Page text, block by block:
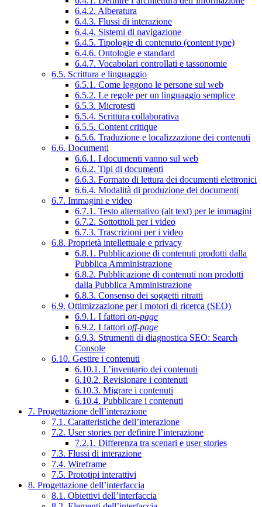
6.4.2. Alberatura
6.4.3. Flussi di interazione
6.4.4. Sistemi di navigazione
6.4.5. Tipologie di contenuto (content type)
6.4.6. Ontologie e standard
6.4.7. Vocabolari controllati e tassonomie
6.5. Scrittura e linguaggio
6.5.1. Come leggono le persone sul web
6.5.2. Le regole per un linguaggio semplice
6.5.3. Microtesti
6.5.4. Scrittura collaborativa
6.5.5. Content critique
6.5.6. Traduzione e localizzazione dei contenuti
6.6. Documenti
6.6.1. I documenti vanno sul web
6.6.2. Tipi di documenti
6.6.3. Formato di lettura dei documenti elettronici
6.6.4. Modalità di produzione dei documenti
6.7. Immagini e video
6.7.1. Testo alternativo (alt text) per le immagini
6.7.2. Sottotitoli per i video
6.7.3. Trascrizioni per i video
6.8. Proprietà intellettuale e privacy
6.8.1. Pubblicazione di contenuti prodotti dalla
Pubblica Amministrazione
6.8.2. Pubblicazione di contenuti non prodotti
dalla Pubblica Amministrazione
6.8.3. Consenso dei soggetti ritratti
6.9. Ottimizzazione per i motori di ricerca (SEO)
6.9.1. I fattori on-page
6.9.2. I fattori off-page
6.9.3. Strumenti di diagnostica SEO: Search
Console
6.10. Gestire i contenuti
6.10.1. L’inventario dei contenuti
6.10.2. Revisionare i contenuti
6.10.3. Migrare i contenuti
6.10.4. Pubblicare i contenuti
7. Progettazione dell’interazione
7.1. Caratteristiche dell’interazione
7.2. User stories per definire l’interazione
7.2.1. Differenza tra scenari e user stories
7.3. Flussi di interazione
7.4. Wireframe
7.5. Prototipi interattivi
8. Progettazione dell’interfaccia
8.1. Obiettivi dell’interfaccia